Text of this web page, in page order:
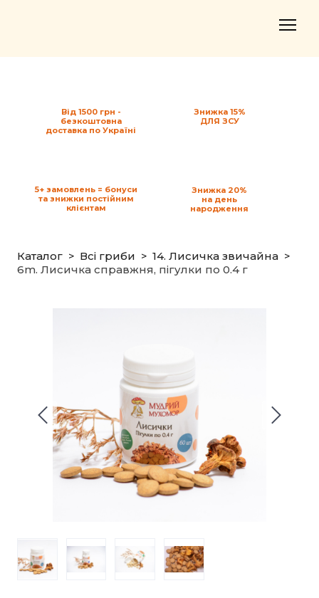
Знижка 15%
ДЛЯ ЗСУ
Від 1500 грн -
безкоштовна
доставка по Україні
5+ замовлень = бонуси
та знижки постійним
клієнтам
Знижка 20%
на день
народження
Каталог Всі гриби
14. Лисичка звичайна
6m. Лисичка справжня, пігулки по 0.4 г